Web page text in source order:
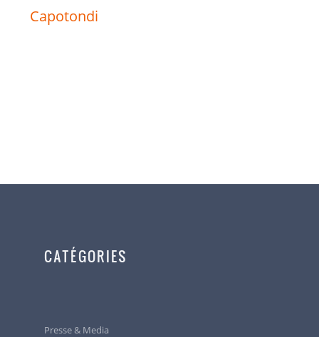
Capotondi
CATÉGORIES
Presse & Media